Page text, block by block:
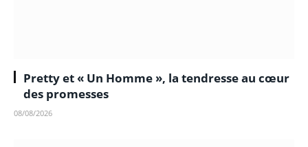
Pretty et « Un Homme », la tendresse au cœur
des promesses
08/08/2026